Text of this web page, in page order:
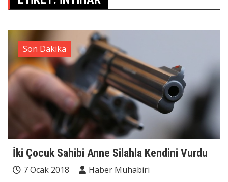
Son Dakika
İki Çocuk Sahibi Anne Silahla Kendini Vurdu
7 Ocak 2018
Haber Muhabiri